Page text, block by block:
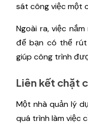
sát công việc một
Ngoài ra, việc
để bạn có thể rút
giúp công trình
Liên kết chặt
Một nhà quản lý
quá trình làm việc